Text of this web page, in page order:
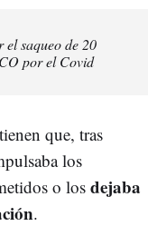
el saqueo de 20
por el Covid
que, tras
los
o los dejaba
.